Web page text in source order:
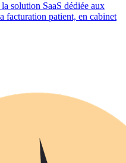
solution SaaS dédiée aux
facturation patient, en cabinet